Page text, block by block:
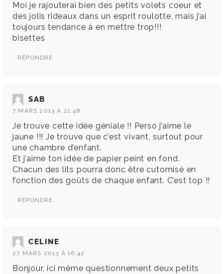
Moi je rajouterai bien des petits volets coeur et
des jolis rideaux dans un esprit roulotte, mais j’ai
toujours tendance à en mettre trop!!!
bisettes
RÉPONDRE
SAB
7 MARS 2013 À 21:48
Je trouve cette idée géniale !! Perso j’aime le
jaune !!! Je trouve que c’est vivant, surtout pour
une chambre d’enfant.
Et j’aime ton idée de papier peint en fond.
Chacun des lits pourra donc être cutomisé en
fonction des goûts de chaque enfant. C’est top !!
RÉPONDRE
CELINE
27 MARS 2013 À 16:42
Bonjour, ici même questionnement deux petits